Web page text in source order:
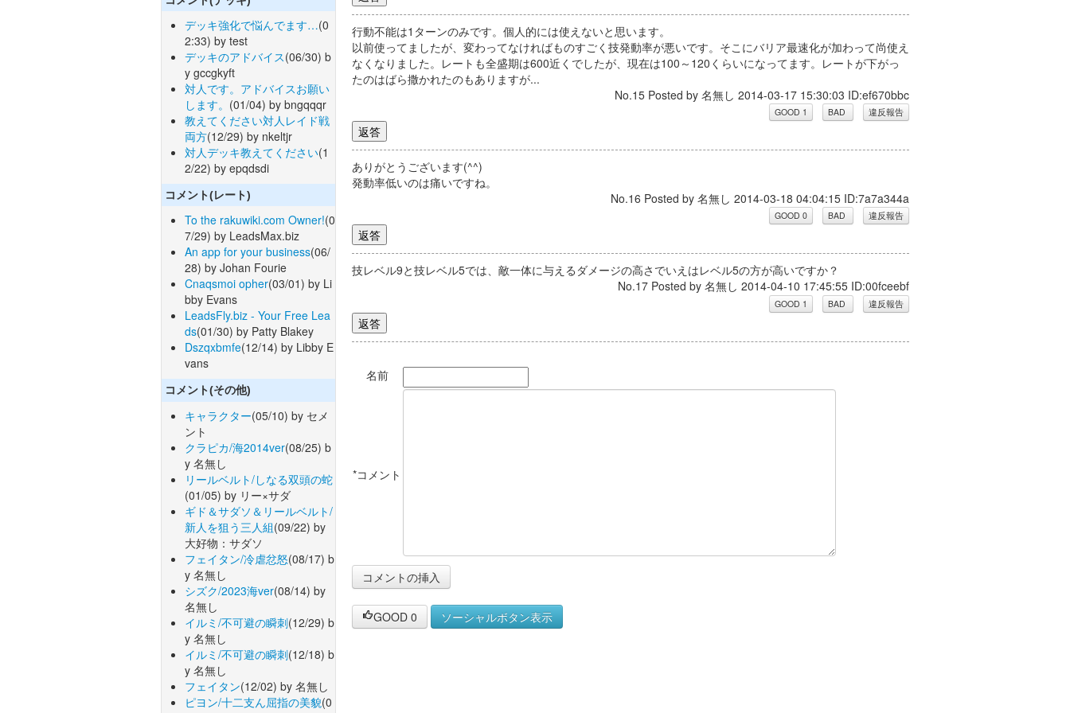
デッキ強化で悩んでます…(0
2:33) by test
デッキのアドバイス(06/30) b
y gccgkyft
対人です。アドバイスお願い
します。 (01/04) by bngqqqr
教えてください対人レイド戦
両方(12/29) by nkeltjr
対人デッキ教えてください(1
2/22) by epqdsdi
コメント(レート)
To the rakuwiki.com Owner!(0
7/29) by LeadsMax.biz
An app for your business(06/
28) by Johan Fourie
Cnaqsmoi opher(03/01) by Li
bby Evans
LeadsFly.biz - Your Free Lea
ds(01/30) by Patty Blakey
Dszqxbmfe(12/14) by Libby E
vans
コメント(その他)
キャラクター(05/10) by セメ
ント
クラピカ/海2014ver(08/25) b
y 名無し
リールベルト/しなる双頭の蛇
(01/05) by リー×サダ
ギド＆サダソ＆リールベルト/
新人を狙う三人組(09/22) by
大好物：サダソ
フェイタン/冷虐忿怒(08/17) b
y 名無し
シズク/2023海ver(08/14) by
名無し
イルミ/不可避の瞬刺(12/29) b
y 名無し
イルミ/不可避の瞬刺(12/18) b
y 名無し
フェイタン(12/02) by 名無し
ピヨン/十二支ん屈指の美貌(0
行動不能は1ターンのみです。個人的には使えないと思います。
以前使ってましたが、変わってなければものすごく技発動率が悪いです。そこにバリア最速化が加わって尚使え
なくなりました。レートも全盛期は600近くでしたが、現在は100～120くらいになってます。レートが下がっ
たのはばら撒かれたのもありますが...
No.15 Posted by 名無し 2014-03-17 15:30:03 ID:ef670bbc
ありがとうございます(^^)
発動率低いのは痛いですね。
No.16 Posted by 名無し 2014-03-18 04:04:15 ID:7a7a344a
技レベル9と技レベル5では、敵一体に与えるダメージの高さでいえはレベル5の方が高いですか？
No.17 Posted by 名無し 2014-04-10 17:45:55 ID:00fceebf
名前
*コメント
GOOD 0 ソーシャルボタン表示